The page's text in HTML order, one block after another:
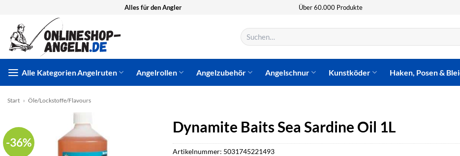
springen
Alles für den Angler Über 60.000 Produkte
Suchen
nach:
Alle KategorienAngelruten Angelrollen Angelzubehör Angelschnur Kunstköder Haken, Posen &
Start » Öle/Lockstoffe/Flavours
-36%
Dynamite Baits Sea Sardine Oil 1L
Artikelnummer: 5031745221493